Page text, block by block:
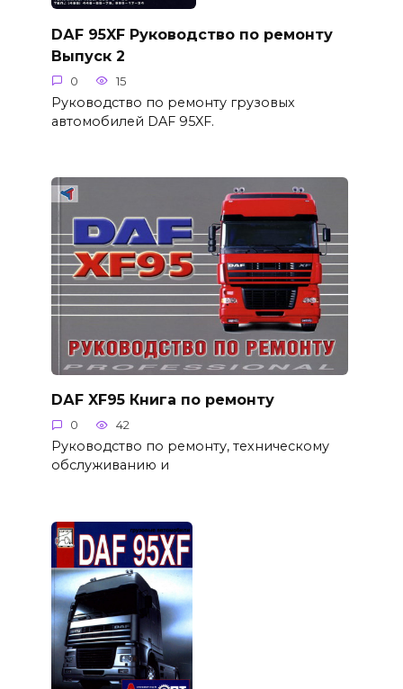
DАF 95XF Руководство по ремонту
Выпуск 2
0 15
Руководство по ремонту грузовых
автомобилей DAF 95XF.
DАF XF95 Книга по ремонту
0 42
Руководство по ремонту, техническому
обслуживанию и